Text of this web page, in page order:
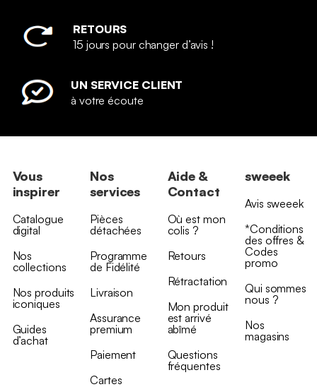
RETOURS
15 jours pour changer d’avis !
UN SERVICE CLIENT
à votre écoute
Vous
inspirer
Catalogue
digital
Nos
collections
Nos produits
iconiques
Guides
d’achat
Nos
services
Pièces
détachées
Programme
de Fidélité
Livraison
Assurance
premium
Paiement
Cartes
Aide &
Contact
Où est mon
colis ?
Retours
Rétractation
Mon produit
est arrivé
abîmé
Questions
fréquentes
sweeek
Avis sweeek
*Conditions
des offres &
Codes
promo
Qui sommes
nous ?
Nos
magasins